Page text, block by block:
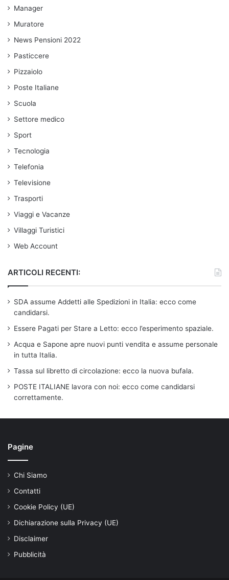
Manager
Muratore
News Pensioni 2022
Pasticcere
Pizzaiolo
Poste Italiane
Scuola
Settore medico
Sport
Tecnologia
Telefonia
Televisione
Trasporti
Viaggi e Vacanze
Villaggi Turistici
Web Account
ARTICOLI RECENTI:
SDA assume Addetti alle Spedizioni in Italia: ecco come
candidarsi.
Essere Pagati per Stare a Letto: ecco l’esperimento spaziale.
Acqua e Sapone apre nuovi punti vendita e assume personale
in tutta Italia.
Tassa sul libretto di circolazione: ecco la nuova bufala.
POSTE ITALIANE lavora con noi: ecco come candidarsi
correttamente.
Pagine
Chi Siamo
Contatti
Cookie Policy (UE)
Dichiarazione sulla Privacy (UE)
Disclaimer
Pubblicità